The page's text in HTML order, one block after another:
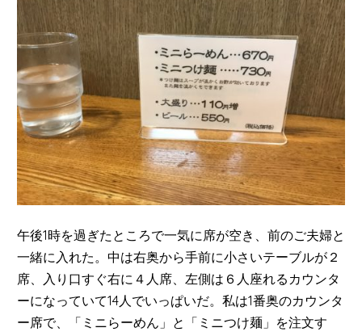
午後1時を過ぎたところで一気に席が空き、前のご夫婦と
一緒に入れた。中は右奥から手前に小さいテーブルが２
席、入り口すぐ右に４人席、左側は６人座れるカウンタ
ーになっていて14人でいっぱいだ。私は1番奥のカウンタ
ー席で、「ミニらーめん」と「ミニつけ麺」を注文す